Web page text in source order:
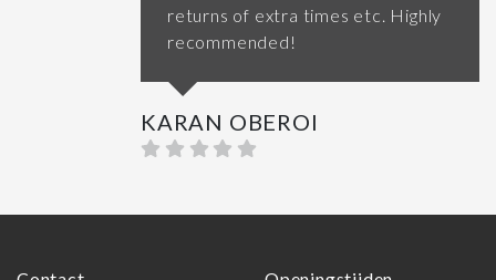
returns of extra times etc. Highly
recommended!
KARAN OBEROI